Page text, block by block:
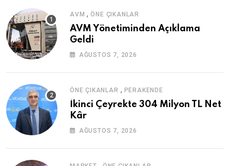
AVM ,ÖNE ÇIKANLAR
AVM Yönetiminden Açıklama
Geldi
AĞUSTOS 7, 2026
ÖNE ÇIKANLAR , PERAKENDE
İkinci Çeyrekte 304 Milyon TL Net
Kâr
AĞUSTOS 7, 2026